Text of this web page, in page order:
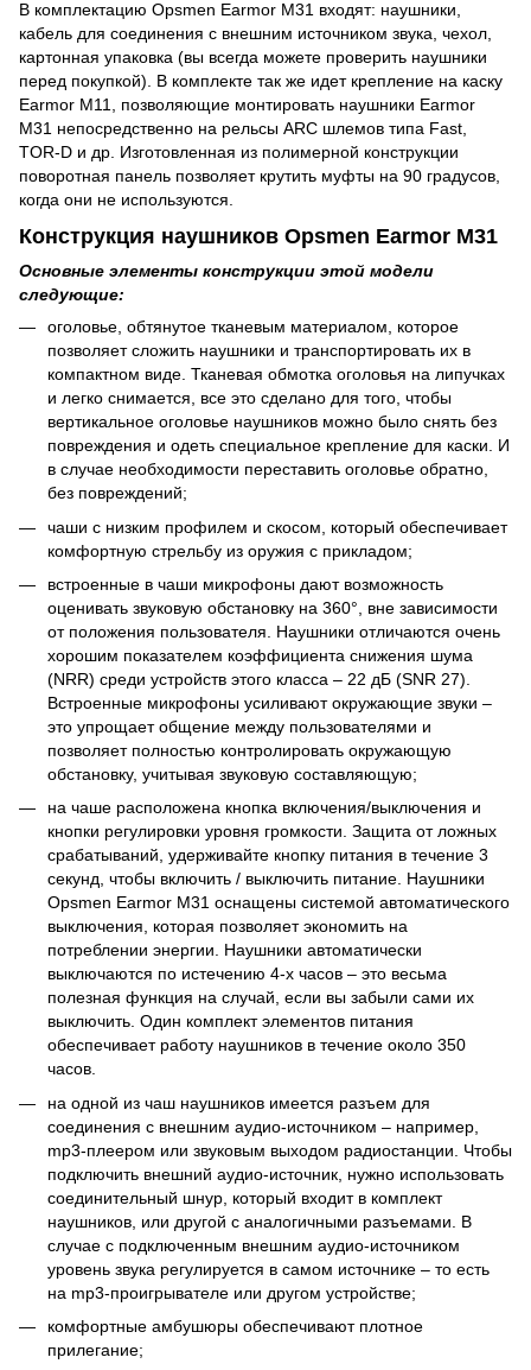
В комплектацию Opsmen Earmor M31 входят: наушники,
кабель для соединения с внешним источником звука, чехол,
картонная упаковка (вы всегда можете проверить наушники
перед покупкой). В комплекте так же идет крепление на каску
Earmor M11, позволяющие монтировать наушники Earmor
M31 непосредственно на рельсы ARC шлемов типа Fast,
TOR-D и др. Изготовленная из полимерной конструкции
поворотная панель позволяет крутить муфты на 90 градусов,
когда они не используются.
Конструкция наушников Opsmen Earmor M31
Основные элементы конструкции этой модели
следующие:
оголовье, обтянутое тканевым материалом, которое
позволяет сложить наушники и транспортировать их в
компактном виде. Тканевая обмотка оголовья на липучках
и легко снимается, все это сделано для того, чтобы
вертикальное оголовье наушников можно было снять без
повреждения и одеть специальное крепление для каски. И
в случае необходимости переставить оголовье обратно,
без повреждений;
чаши с низким профилем и скосом, который обеспечивает
комфортную стрельбу из оружия с прикладом;
встроенные в чаши микрофоны дают возможность
оценивать звуковую обстановку на 360°, вне зависимости
от положения пользователя. Наушники отличаются очень
хорошим показателем коэффициента снижения шума
(NRR) среди устройств этого класса – 22 дБ (SNR 27).
Встроенные микрофоны усиливают окружающие звуки –
это упрощает общение между пользователями и
позволяет полностью контролировать окружающую
обстановку, учитывая звуковую составляющую;
на чаше расположена кнопка включения/выключения и
кнопки регулировки уровня громкости. Защита от ложных
срабатываний, удерживайте кнопку питания в течение 3
секунд, чтобы включить / выключить питание. Наушники
Opsmen Earmor M31 оснащены системой автоматического
выключения, которая позволяет экономить на
потреблении энергии. Наушники автоматически
выключаются по истечению 4-х часов – это весьма
полезная функция на случай, если вы забыли сами их
выключить. Один комплект элементов питания
обеспечивает работу наушников в течение около 350
часов.
на одной из чаш наушников имеется разъем для
соединения с внешним аудио-источником – например,
mp3-плеером или звуковым выходом радиостанции. Чтобы
подключить внешний аудио-источник, нужно использовать
соединительный шнур, который входит в комплект
наушников, или другой с аналогичными разъемами. В
случае с подключенным внешним аудио-источником
уровень звука регулируется в самом источнике – то есть
на mp3-проигрывателе или другом устройстве;
комфортные амбушюры обеспечивают плотное
прилегание;